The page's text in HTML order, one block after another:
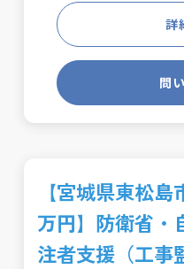
詳
問
【宮城県東松
万円】防衛省・
注者支援（工事